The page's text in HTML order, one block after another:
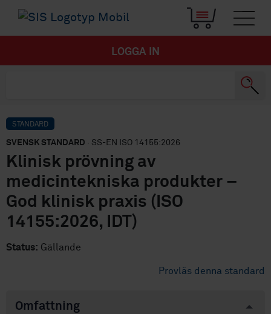
LOGGA IN
STANDARD
SVENSK STANDARD · SS-EN ISO 14155:2026
Klinisk prövning av
medicintekniska produkter –
God klinisk praxis (ISO
14155:2026, IDT)
Status: Gällande
Provläs denna standard
Omfattning